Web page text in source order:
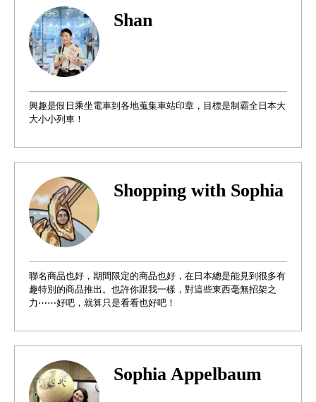
Shan
興趣是假日乘坐電車到各地蒐集車站印章，目標是制霸全日本大
大小小列車！
Shopping with Sophia
聯名商品也好，期間限定的商品也好，在日本總是能見到很多有
趣特別的商品推出。也許你跟我一樣，對這些東西毫無招架之
力⋯⋯好吧，就算只是看看也好吧！
Sophia Appelbaum